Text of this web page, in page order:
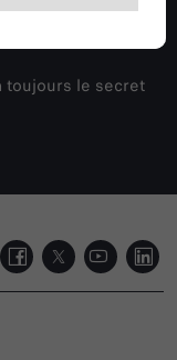
toujours le secret